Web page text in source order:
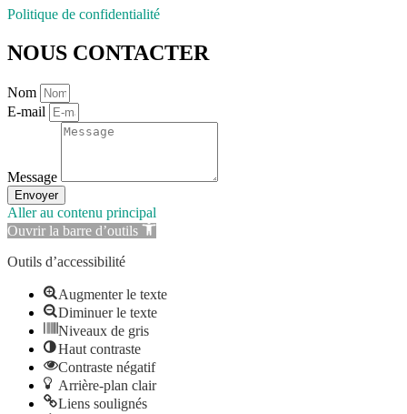
Politique de confidentialité
NOUS CONTACTER
Nom
E-mail
Message
Envoyer
Aller au contenu principal
Ouvrir la barre d’outils
Outils d’accessibilité
Augmenter le texte
Diminuer le texte
Niveaux de gris
Haut contraste
Contraste négatif
Arrière-plan clair
Liens soulignés